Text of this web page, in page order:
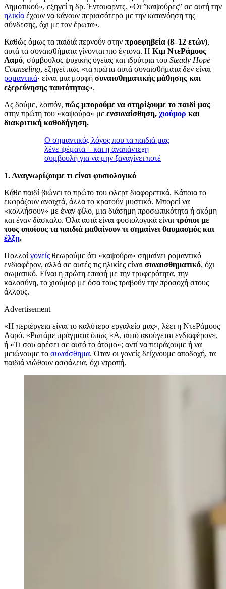
Δημοτικού», εξηγεί η δρ. Έντουαρντς. «Οι ”καψούρες” σε αυτή την
ηλικία έχουν να κάνουν περισσότερο με την κατανόηση της
σύνδεσης, όχι με τον έρωτα».
Καθώς όμως τα παιδιά περνούν στην προεφηβεία (8–12 ετών),
αυτά τα συναισθήματα γίνονται πιο έντονα. Η Κιμ ΝτεΡάμους
Λαρό, σύμβουλος ψυχικής υγείας και ιδρύτρια του Steady Hope
Counseling, εξηγεί πως «τα πρώτα αυτά συναισθήματα δεν είναι
ρομαντικά· είναι μια μορφή συναισθηματικής μάθησης και
εξερεύνησης ταυτότητας».
Ας δούμε, λοιπόν, πώς μπορούμε να στηρίξουμε το παιδί μας
στην πρώτη του «καψούρα» με ενσυναίσθηση, χιούμορ και
διακριτική καθοδήγηση.
Ο σημαντικός λόγος που τα παιδιά μας
λένε ψέματα – και η αναπάντεχη
συμβουλή για να μην ξαναγίνει ποτέ
1. Αναγνωρίζουμε τι είναι φυσιολογικό
Κάθε παιδί βιώνει το πρώτο του φλερτ διαφορετικά. Κάποια το
εκφράζουν ανοιχτά, άλλα το κρατούν μυστικό. Μπορεί να
«κολλήσουν» με έναν φίλο, μια διάσημη προσωπικότητα ή ακόμη
και έναν δάσκαλο. Όλα αυτά είναι φυσιολογικά είναι τρόποι με
τους οποίους τα παιδιά μαθαίνουν τι σημαίνει θαυμασμός και
έλξη.
Πολλοί γονείς θεωρούμε ότι «καψούρα» σημαίνει ρομαντικό
ενδιαφέρον, αλλά σε αυτές τις ηλικίες είναι συναισθηματικό, όχι
σωματικό. Είναι η πρώτη επαφή με την τρυφερότητα, την
καλοσύνη, το χιούμορ με όσα τους τραβούν την προσοχή στους
άλλους.
Advertisement
«Η περιέργεια είναι το καλύτερο εργαλείο μας», λέει η ΝτεΡάμους
Λαρό. «Ρωτάμε πράγματα όπως «Α, αυτό ακούγεται ενδιαφέρον»,
ή «Τι σου αρέσει σε αυτό το άτομο»; αντί να πειράζουμε ή να
μειώνουμε το συναίσθημα. Όταν οι γονείς δείχνουμε αποδοχή, τα
παιδιά νιώθουν ασφάλεια, όχι ντροπή.